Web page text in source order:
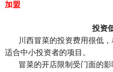
加盟
投资
川西冒菜的投资费用很低
适合中小投资者的项目。
冒菜的开店限制受门面的